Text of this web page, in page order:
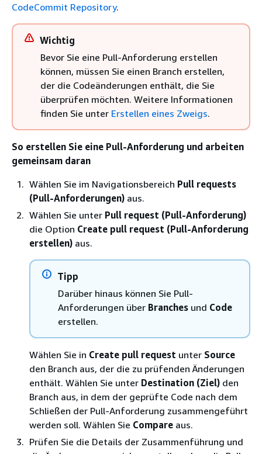
CodeCommit Repository.
Wichtig
Bevor Sie eine Pull-Anforderung erstellen
können, müssen Sie einen Branch erstellen,
der die Codeänderungen enthält, die Sie
überprüfen möchten. Weitere Informationen
finden Sie unter Erstellen eines Zweigs.
So erstellen Sie eine Pull-Anforderung und arbeiten
gemeinsam daran
Wählen Sie im Navigationsbereich Pull requests
(Pull-Anforderungen) aus.
Wählen Sie unter Pull request (Pull-Anforderung)
die Option Create pull request (Pull-Anforderung
erstellen) aus.
Tipp
Darüber hinaus können Sie Pull-
Anforderungen über Branches und Code
erstellen.
Wählen Sie in Create pull request unter Source
den Branch aus, der die zu prüfenden Änderungen
enthält. Wählen Sie unter Destination (Ziel) den
Branch aus, in dem der geprüfte Code nach dem
Schließen der Pull-Anforderung zusammengeführt
werden soll. Wählen Sie Compare aus.
Prüfen Sie die Details der Zusammenführung und